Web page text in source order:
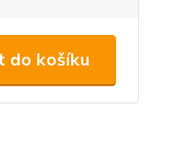
do košíku